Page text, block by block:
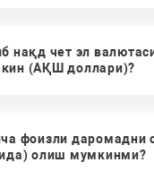
нақд чет эл
(АҚШ доллари)?
фоизли даромадни
олиш мумкинми?